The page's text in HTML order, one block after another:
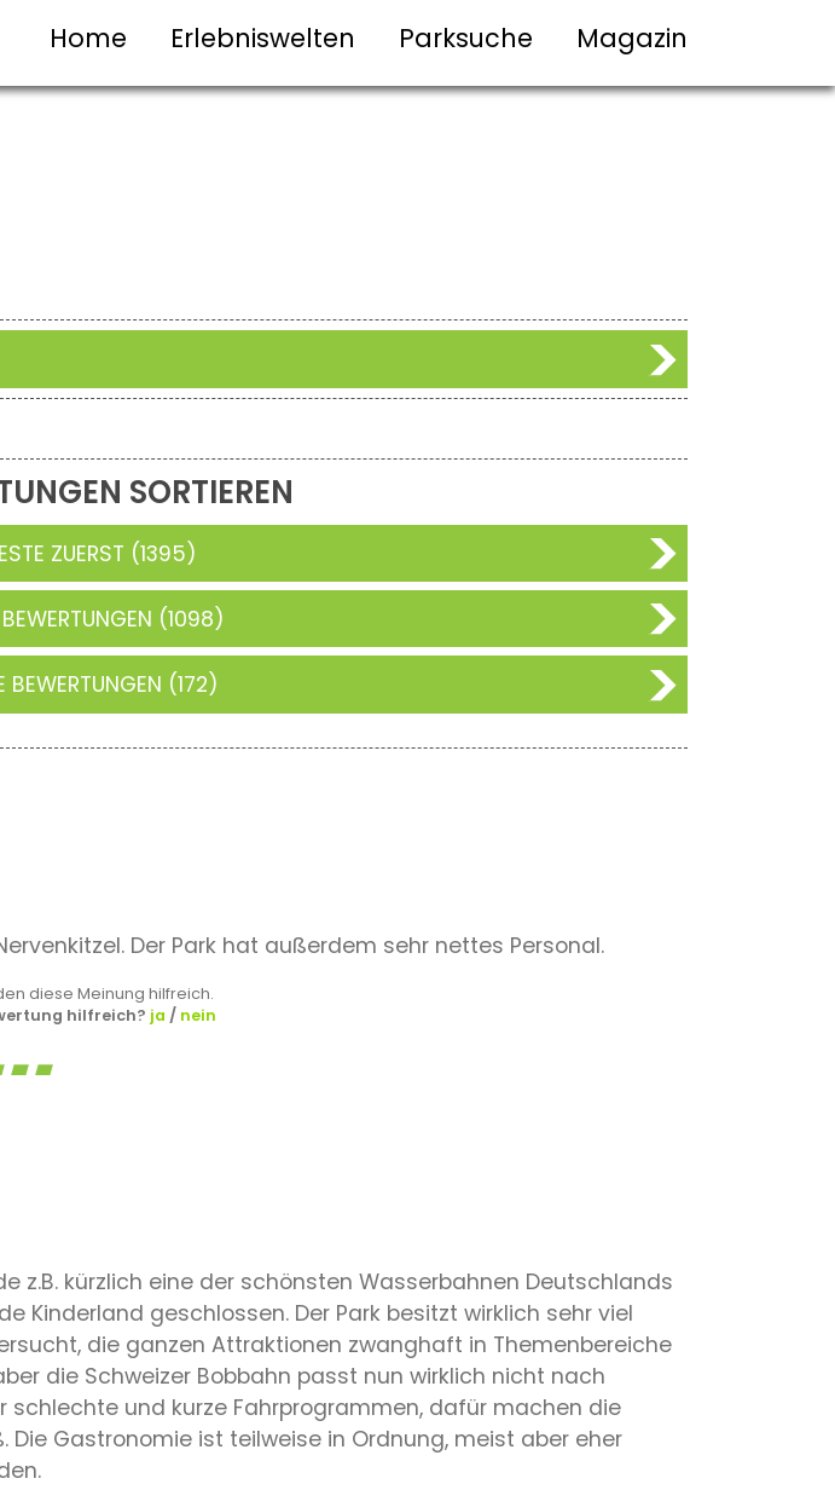
Home Erlebniswelten Parksuche Magazin
SORTIEREN
ZUERST (1395)
(1098)
BEWERTUNGEN (172)
Der Park hat außerdem sehr nettes Personal.
diese Meinung hilfreich.
hilfreich? ja / nein
z.B. kürzlich eine der schönsten Wasserbahnen Deutschlands
geschlossen. Der Park besitzt wirklich sehr viel
die ganzen Attraktionen zwanghaft in Themenbereiche
die Schweizer Bobbahn passt nun wirklich nicht nach
und kurze Fahrprogrammen, dafür machen die
Die Gastronomie ist teilweise in Ordnung, meist aber eher